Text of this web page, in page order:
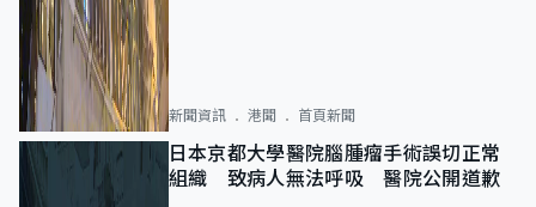
新聞資訊 港聞 首頁新聞
日本京都大學醫院腦腫瘤手術誤切正常
組織 致病人無法呼吸 醫院公開道歉